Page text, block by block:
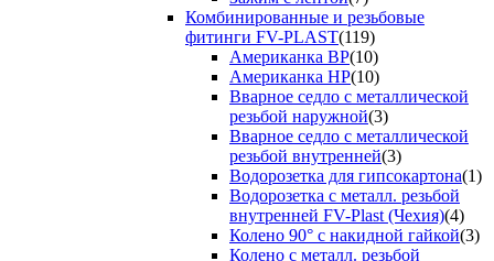
Комбинированные и резьбовые
фитинги FV-PLAST(119)
Американка ВР(10)
Американка НР(10)
Вварное седло с металлической
резьбой наружной(3)
Вварное седло с металлической
резьбой внутренней(3)
Водорозетка для гипсокартона(1)
Водорозетка с металл. резьбой
внутренней FV-Plast (Чехия)(4)
Колено 90° с накидной гайкой(3)
Колено с металл. резьбой